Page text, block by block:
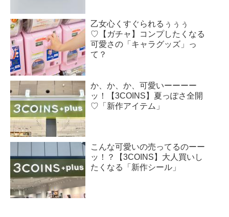
乙女心くすぐられるぅぅぅ
♡【ガチャ】コンプしたくなる
可愛さの「キャラグッズ」っ
て？
か、か、か、可愛いーーーー
ッ！【3COINS】夏っぽさ全開
♡「新作アイテム」
こんな可愛いの売ってるのーー
ッ！？【3COINS】大人買いし
たくなる「新作シール」